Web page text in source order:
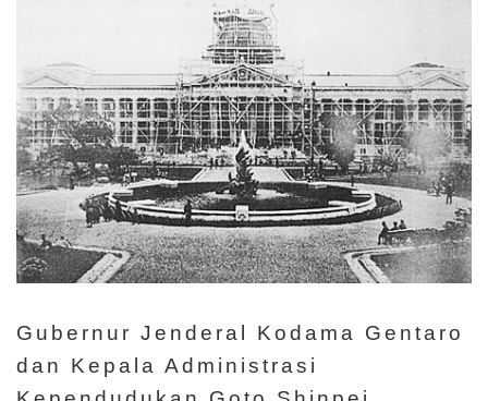
m
a
P
e
t
a
i
t
u
Gubernur Jenderal Kodama Gentaro
dan Kepala Administrasi